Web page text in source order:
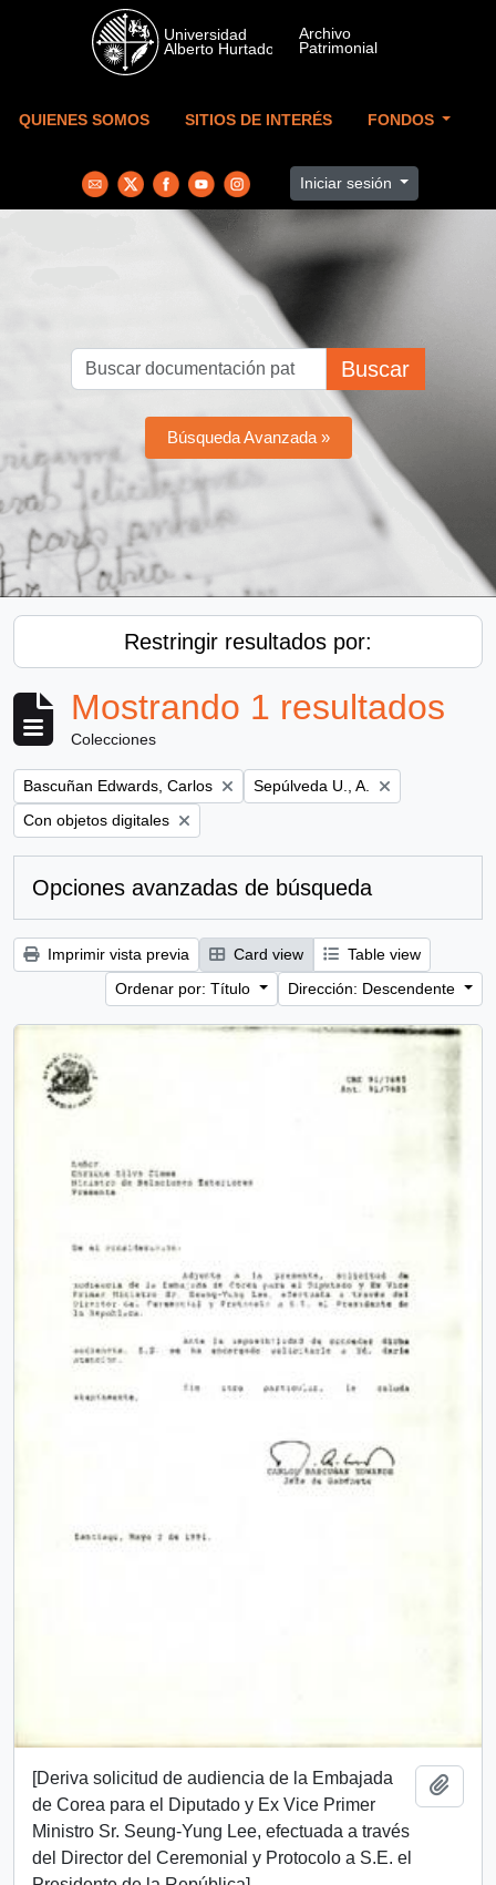
Skip to main content
QUIENES SOMOS SITIOS DE INTERÉS FONDOS
Iniciar sesión
Buscar
Búsqueda Avanzada »
Restringir resultados por:
Mostrando 1 resultados
Colecciones
Remove filter:
Bascuñan Edwards, Carlos Remove filter:
Sepúlveda U., A.
Remove filter:
Con objetos digitales
Opciones avanzadas de búsqueda
Imprimir vista previa Card view
Table view
Ordenar por: Título
Dirección: Descendente
[Deriva solicitud de audiencia de la Embajada
de Corea para el Diputado y Ex Vice Primer
Ministro Sr. Seung-Yung Lee, efectuada a través
del Director del Ceremonial y Protocolo a S.E. el